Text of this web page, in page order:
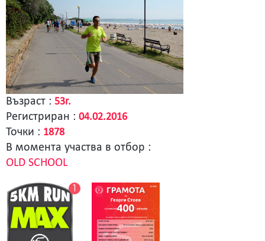
Възраст : 53г.
Регистриран : 04.02.2016
Точки : 1878
В момента участва в отбор :
OLD SCHOOL